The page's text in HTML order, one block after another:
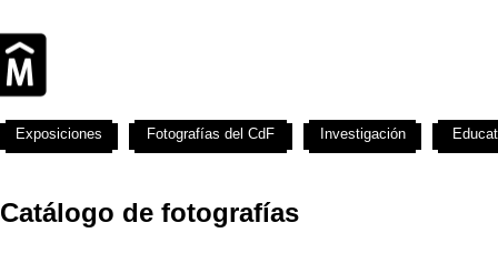
Catálogo de fotografías
Exposiciones Fotografías del CdF Investigación